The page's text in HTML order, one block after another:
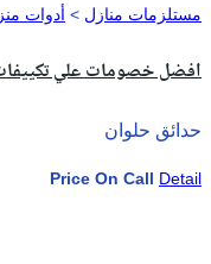
مستلزمات منازل > أدوات
افضل خصومات علي تكييفات هاير
حدائق حلوان
Price On Call Detail